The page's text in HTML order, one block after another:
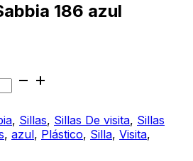
186 azul
, Sillas, Sillas De visita, Sillas
, azul, Plástico, Silla, Visita,